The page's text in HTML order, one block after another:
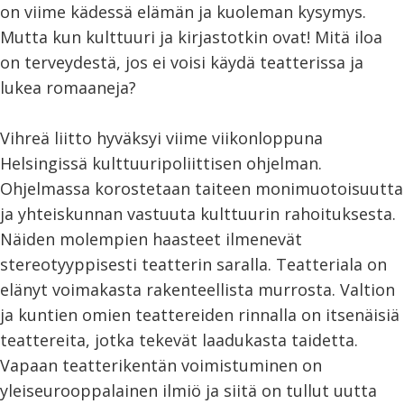
on viime kädessä elämän ja kuoleman kysymys.
Mutta kun kulttuuri ja kirjastotkin ovat! Mitä iloa
on terveydestä, jos ei voisi käydä teatterissa ja
lukea romaaneja?
Vihreä liitto hyväksyi viime viikonloppuna
Helsingissä kulttuuripoliittisen ohjelman.
Ohjelmassa korostetaan taiteen monimuotoisuutta
ja yhteiskunnan vastuuta kulttuurin rahoituksesta.
Näiden molempien haasteet ilmenevät
stereotyyppisesti teatterin saralla. Teatteriala on
elänyt voimakasta rakenteellista murrosta. Valtion
ja kuntien omien teattereiden rinnalla on itsenäisiä
teattereita, jotka tekevät laadukasta taidetta.
Vapaan teatterikentän voimistuminen on
yleiseurooppalainen ilmiö ja siitä on tullut uutta